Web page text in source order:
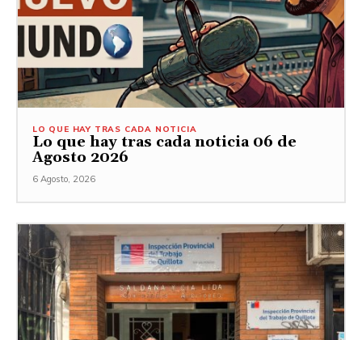
LO QUE HAY TRAS CADA NOTICIA
Lo que hay tras cada noticia 06 de
Agosto 2026
6 Agosto, 2026